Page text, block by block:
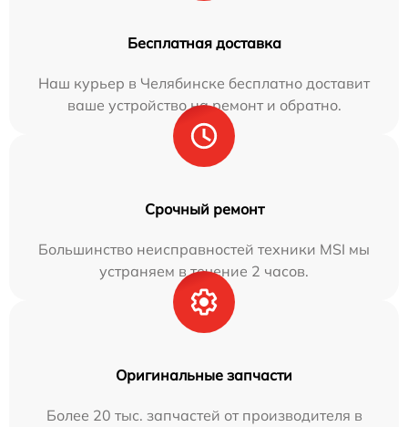
Бесплатная доставка
Наш курьер в Челябинске бесплатно доставит
ваше устройство на ремонт и обратно.
Срочный ремонт
Большинство неисправностей техники MSI мы
устраняем в течение 2 часов.
Оригинальные запчасти
Более 20 тыс. запчастей от производителя в